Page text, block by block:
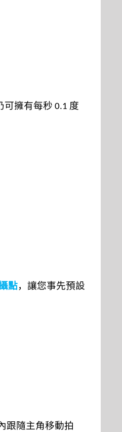
可擁有每秒 0.1 度
點，讓您事先預設
跟隨主角移動拍